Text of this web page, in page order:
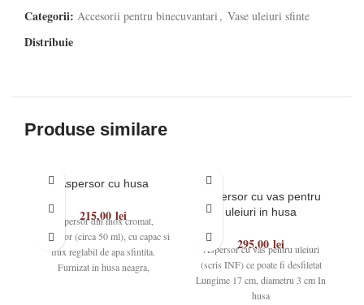
Categorii: Accesorii pentru binecuvantari , Vase uleiuri sfinte
Distribuie
Produse similare
Aspersor cu husa
215,00 lei
Aspersor din inox cromat,
incapator (circa 50 ml), cu capac si
flux reglabil de apa sfintita.
Furnizat in husa neagra,
Aspersor cu vas pentru
uleiuri in husa
295,00 lei
Aspersor cu vas pentru uleiuri
(scris INF) ce poate fi desfiletat
Lungime 17 cm, diametru 3 cm In
husa